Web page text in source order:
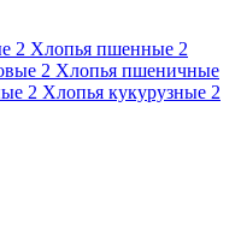
2 Хлопья пшенные 2
2 Хлопья пшеничные
2 Хлопья кукурузные 2